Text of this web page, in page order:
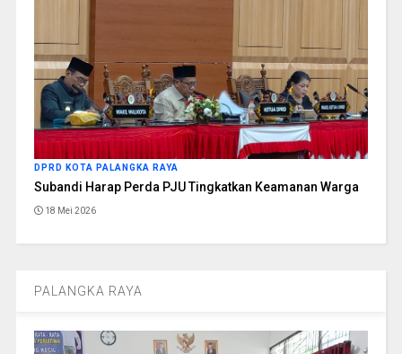
DPRD KOTA PALANGKA RAYA
Subandi Harap Perda PJU Tingkatkan Keamanan Warga
18 Mei 2026
PALANGKA RAYA